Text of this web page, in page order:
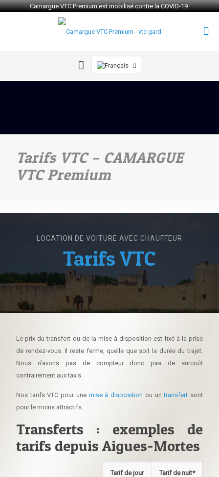
Camargue VTC Premium est mobilisé contre la COVID-19
Tarifs VTC – CAMARGUE
VTC Premium
LOCATION DE VOITURE AVEC CHAUFFEUR
Tarifs VTC
Le prix du transfert ou de la mise à disposition est fixé à la prise
de rendez-vous. Il reste ferme, quelle que soit la durée du trajet.
Nous n’avons pas de compteur donc pas de surcoût
contrairement aux taxis.
Nos tarifs VTC pour une mise à disposition ou untransfert sont
pour le moins attractifs.
Transferts : exemples de
tarifs depuis Aigues-Mortes
Tarif de jour Tarif de nuit*